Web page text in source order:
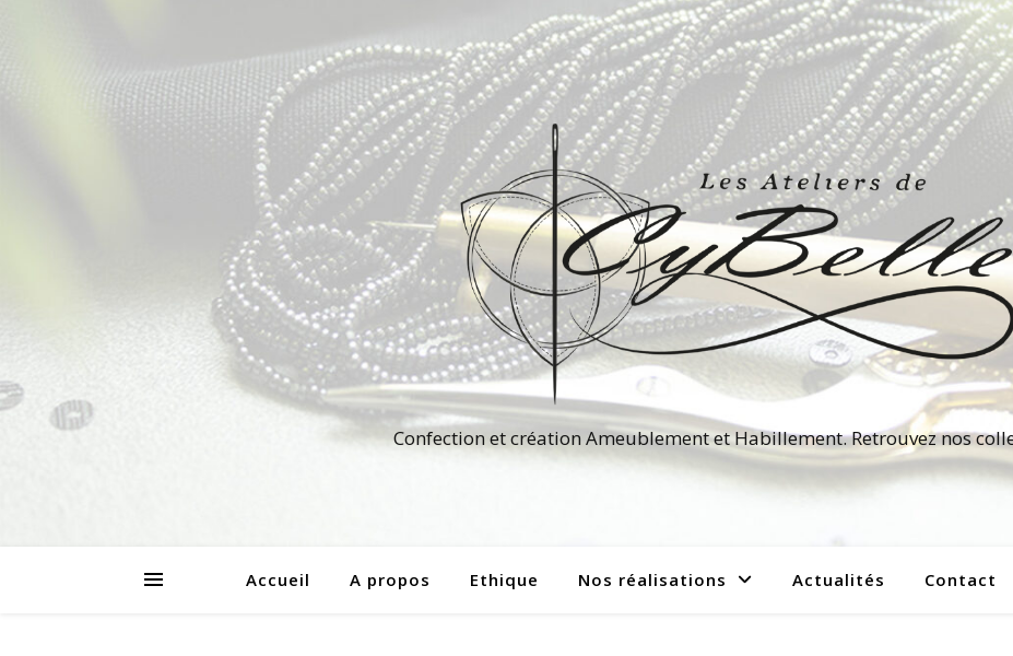
Confection et création Ameublement et Habillement. Retrouvez nos
Accueil A propos Ethique Nos réalisations Actualités Contact